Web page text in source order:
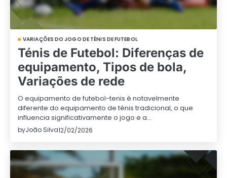
VARIAÇÕES DO JOGO DE TÉNIS DE FUTEBOL
Ténis de Futebol: Diferenças de
equipamento, Tipos de bola,
Variações de rede
O equipamento de futebol-tenis é notavelmente
diferente do equipamento de ténis tradicional, o que
influencia significativamente o jogo e a…
byJoão Silva12/02/2026